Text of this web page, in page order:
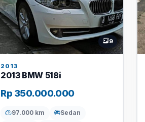
9
2013
2013 BMW 518i
Rp 350.000.000
97.000 km
Sedan